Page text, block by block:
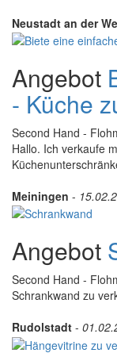
Neustadt an der
Angebot
- Küche
Second Hand -
Hallo. Ich verkaufe
Meiningen -
Angebot
Second Hand -
Schrankwand zu
Rudolstadt -